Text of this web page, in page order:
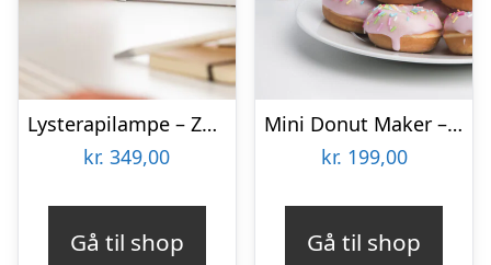
Lysterapilampe – Zenkuru
kr. 349,00
Gå til shop
Mini Donut Maker – KitchPro
kr. 199,00
Gå til shop